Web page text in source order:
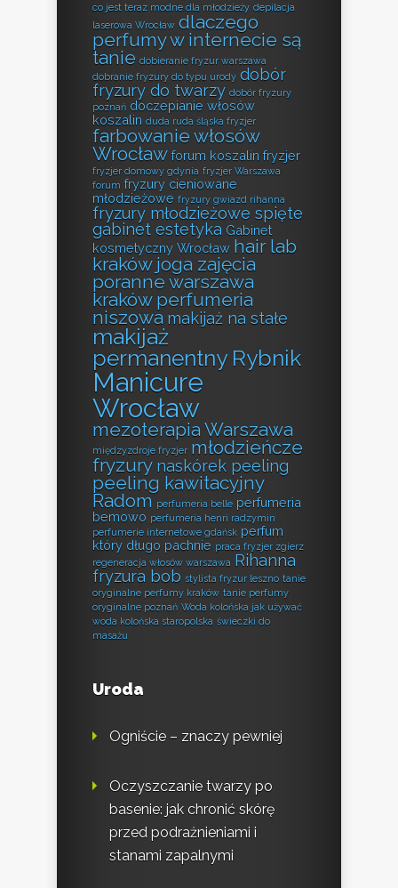
co jest teraz modne dla młodzieży depilacja
laserowa Wrocław dlaczego
perfumy w internecie są
tanie dobieranie fryzur warszawa
dobranie fryzury do typu urody dobór
fryzury do twarzy dobór fryzury
poznań doczepianie włosów
koszalin duda ruda śląska fryzjer
farbowanie włosów
Wrocław forum koszalin fryzjer
fryzjer domowy gdynia fryzjer Warszawa
forum fryzury cieniowane
młodzieżowe fryzury gwiazd rihanna
fryzury młodzieżowe spięte
gabinet estetyka Gabinet
kosmetyczny Wrocław hair lab
kraków joga zajęcia
poranne warszawa
kraków perfumeria
niszowa makijaż na stałe
makijaż
permanentny Rybnik
Manicure
Wrocław
mezoterapia Warszawa
międzyzdroje fryzjer młodzieńcze
fryzury naskórek peeling
peeling kawitacyjny
Radom perfumeria belle perfumeria
bemowo perfumeria henri radzymin
perfumerie internetowe gdańsk perfum
który długo pachnie praca fryzjer zgierz
regeneracja włosów warszawa Rihanna
fryzura bob stylista fryzur leszno tanie
oryginalne perfumy kraków tanie perfumy
oryginalne poznań Woda kolońska jak używać
woda kolońska staropolska świeczki do
masażu
Uroda
Ogniście – znaczy pewniej
Oczyszczanie twarzy po
basenie: jak chronić skórę
przed podrażnieniami i
stanami zapalnymi